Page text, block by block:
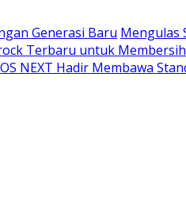
Generasi Baru Mengulas
Terbaru untuk
NEXT Hadir Membawa